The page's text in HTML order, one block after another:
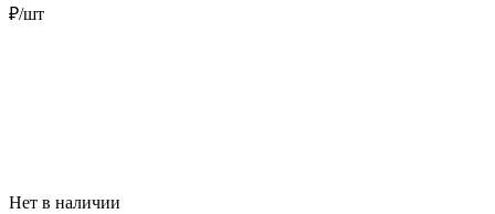
₽/шт
Нет в наличии